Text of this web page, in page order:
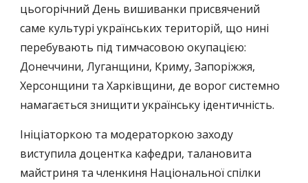
цьогорічний День вишиванки присвячений
саме культурі українських територій, що нині
перебувають під тимчасовою окупацією:
Донеччини, Луганщини, Криму, Запоріжжя,
Херсонщини та Харківщини, де ворог системно
намагається знищити українську ідентичність.
Ініціаторкою та модераторкою заходу
виступила доцентка кафедри, талановита
майстриня та членкиня Національної спілки